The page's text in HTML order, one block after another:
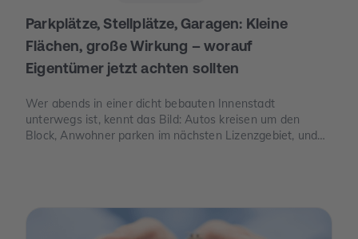
Parkplätze, Stellplätze, Garagen: Kleine
Flächen, große Wirkung – worauf
Eigentümer jetzt achten sollten
Wer abends in einer dicht bebauten Innenstadt
unterwegs ist, kennt das Bild: Autos kreisen um den
Block, Anwohner parken im nächsten Lizenzgebiet, und
und E-Mobilität den Wert eines Stellplatzes oder einer
Garage verändern können.